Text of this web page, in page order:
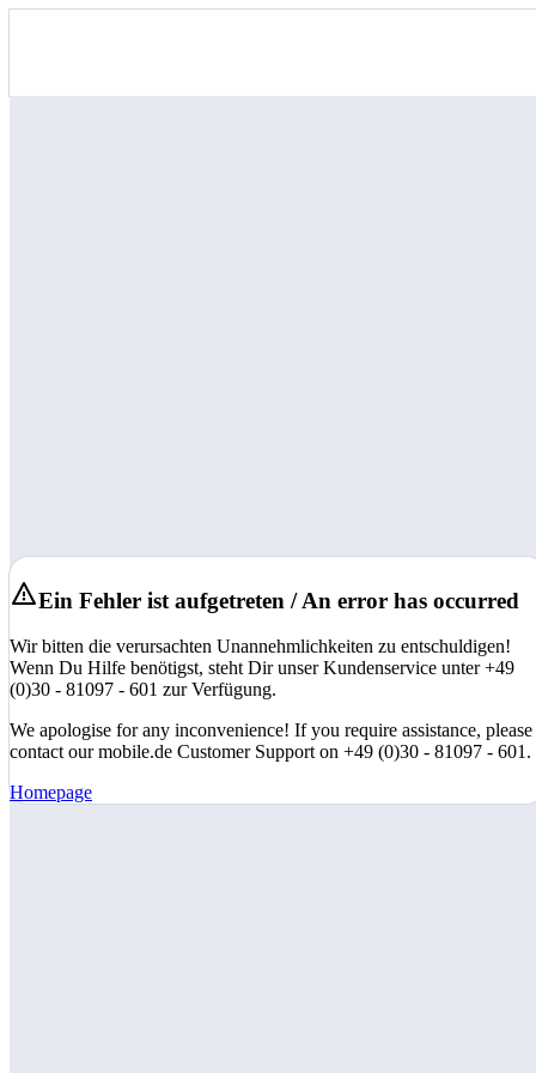
Ein Fehler ist aufgetreten / An error has occurred
Wir bitten die verursachten Unannehmlichkeiten zu entschuldigen!
Wenn Du Hilfe benötigst, steht Dir unser Kundenservice unter +49
(0)30 - 81097 - 601 zur Verfügung.
We apologise for any inconvenience! If you require assistance, please
contact our mobile.de Customer Support on +49 (0)30 - 81097 - 601.
Homepage